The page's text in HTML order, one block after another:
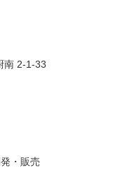
2-1-33
・販売